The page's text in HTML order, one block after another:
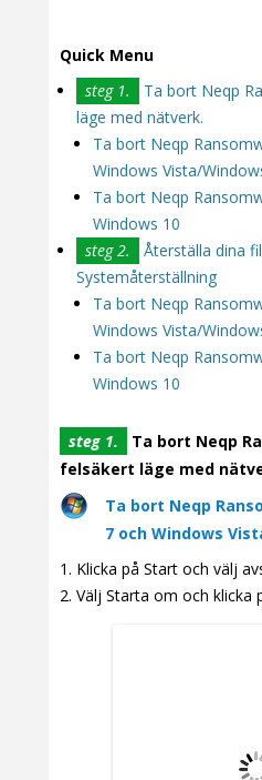
Quick Menu
steg 1.
Ta bort Neqp
läge med nätverk.
Ta bort Neqp
Windows Vista/
Ta bort Neqp
Windows 10
steg 2.
Återställa dina
Systemåterställning
Ta bort Neqp
Windows Vista/
Ta bort Neqp
Windows 10
steg 1.
Ta bort Neqp
felsäkert läge med
Ta bort Neqp
7 och Windows
Klicka på Start och välj
Välj Starta om och klicka